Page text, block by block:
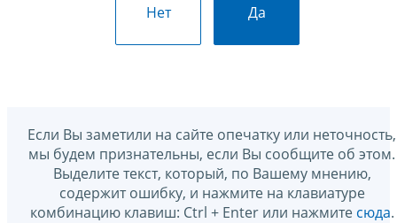
Нет Да
Если Вы заметили на сайте опечатку или неточность,
мы будем признательны, если Вы сообщите об этом.
Выделите текст, который, по Вашему мнению,
содержит ошибку, и нажмите на клавиатуре
комбинацию клавиш: Ctrl + Enter или нажмите сюда.